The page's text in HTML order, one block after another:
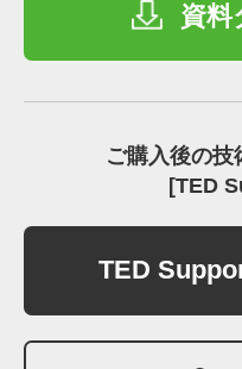
資料
ご購入後の技
[TED
TED